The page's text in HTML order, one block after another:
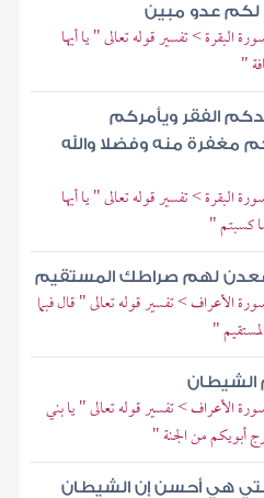
لكم عدو مبين
البقرة > تفسير قوله تعالى " يا أيها
"
الفقر ويأمركم
مغفرة منه وفضلا والله
البقرة > تفسير قوله تعالى " يا أيها
كسبتم "
لهم صراطك المستقيم
الأعراف > تفسير قوله تعالى " قال فبما
"
الشيطان
الأعراف > تفسير قوله تعالى " يا بني
أبويكم من الجنة "
هي أحسن إن الشيطان